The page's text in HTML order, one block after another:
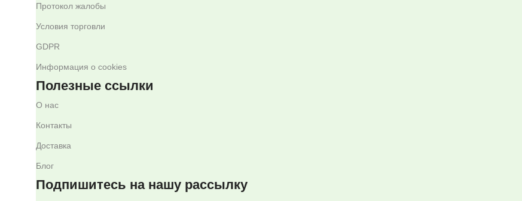
Протокол жалобы
Условия торговли
GDPR
Информация о cookies
Полезные ссылки
О нас
Контакты
Доставка
Блог
Подпишитесь на нашу рассылку